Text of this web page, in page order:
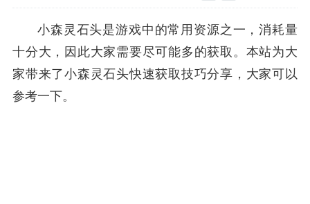
小森灵石头是游戏中的常用资源之一，消耗量
十分大，因此大家需要尽可能多的获取。本站为大
家带来了小森灵石头快速获取技巧分享，大家可以
参考一下。